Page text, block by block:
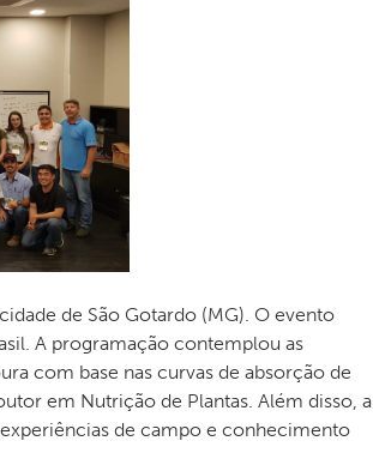
de São Gotardo (MG). O evento
A programação contemplou as
com base nas curvas de absorção de
em Nutrição de Plantas. Além disso, a
de campo e conhecimento